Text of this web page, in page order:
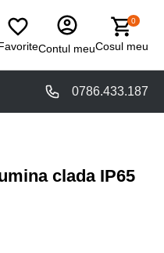
Contul meu
0
Cosul meu
0786.433.187
clada IP65